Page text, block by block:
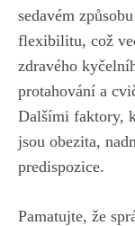
sedavém
flexibilitu, což⁤
zdravého‍
protahování a
Dalšími faktory,‌
⁤jsou obezita,
predispozice.
Pamatujte, že